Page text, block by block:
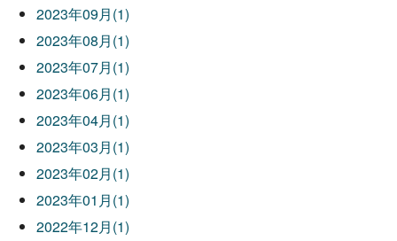
2023年09月(1)
2023年08月(1)
2023年07月(1)
2023年06月(1)
2023年04月(1)
2023年03月(1)
2023年02月(1)
2023年01月(1)
2022年12月(1)